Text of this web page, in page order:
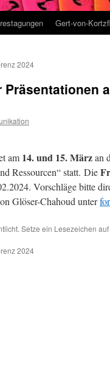
Gert-von-
2024
am 14. und 15. Märzan
Ressourcen“ statt. Die
Vorschläge bitte
Glöser-Chahoud unter
Setze ein Lesezeichen
2024